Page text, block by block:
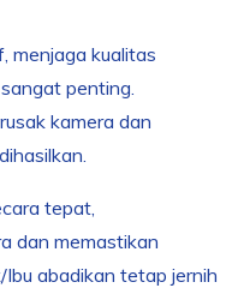
menjaga kualitas
penting.
kamera dan
tepat,
dan memastikan
abadikan tetap jernih